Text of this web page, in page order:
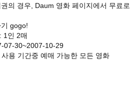
의 경우, Daum 영화 페이지에서 무료
gogo!
1인 2매
07-30~2007-10-29
용 기간중 예매 가능한 모든 영화